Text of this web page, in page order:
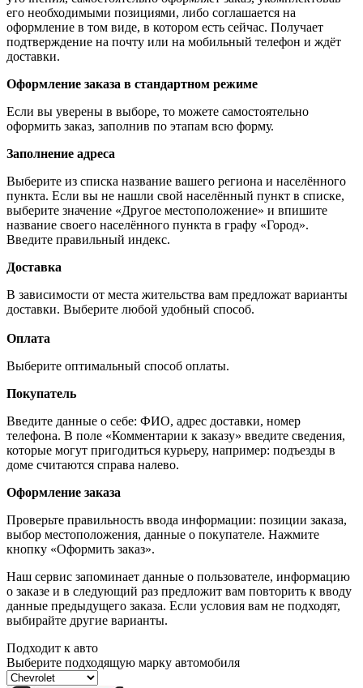
его необходимыми позициями, либо соглашается на
оформление в том виде, в котором есть сейчас. Получает
подтверждение на почту или на мобильный телефон и ждёт
доставки.
Оформление заказа в стандартном режиме
Если вы уверены в выборе, то можете самостоятельно
оформить заказ, заполнив по этапам всю форму.
Заполнение адреса
Выберите из списка название вашего региона и населённого
пункта. Если вы не нашли свой населённый пункт в списке,
выберите значение «Другое местоположение» и впишите
название своего населённого пункта в графу «Город».
Введите правильный индекс.
Доставка
В зависимости от места жительства вам предложат варианты
доставки. Выберите любой удобный способ.
Оплата
Выберите оптимальный способ оплаты.
Покупатель
Введите данные о себе: ФИО, адрес доставки, номер
телефона. В поле «Комментарии к заказу» введите сведения,
которые могут пригодиться курьеру, например: подъезды в
доме считаются справа налево.
Оформление заказа
Проверьте правильность ввода информации: позиции заказа,
выбор местоположения, данные о покупателе. Нажмите
кнопку «Оформить заказ».
Наш сервис запоминает данные о пользователе, информацию
о заказе и в следующий раз предложит вам повторить к вводу
данные предыдущего заказа. Если условия вам не подходят,
выбирайте другие варианты.
Подходит к авто
Выберите подходящую марку автомобиля